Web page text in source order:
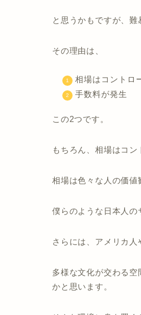
と思うかもですが、難
その理由は、
相場はコントロ
手数料が発生
この2つです。
もちろん、相場はコン
相場は色々な人の価値
僕らのような日本人の
さらには、アメリカ人
多様な文化が交わる
かと思います。